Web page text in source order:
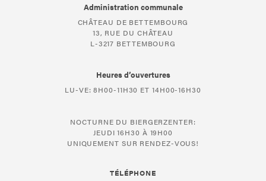
Administration communale
CHÂTEAU DE BETTEMBOURG
13, RUE DU CHÂTEAU
L-3217 BETTEMBOURG
Heures d’ouvertures
LU-VE: 8H00-11H30 ET 14H00-16H30
NOCTURNE DU BIERGERZENTER:
JEUDI 16H30 À 19H00
UNIQUEMENT SUR RENDEZ-VOUS!
TÉLÉPHONE